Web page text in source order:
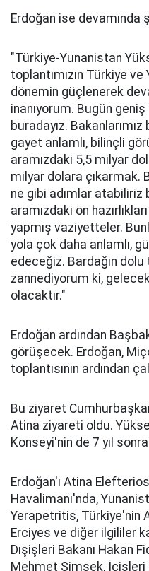
Erdoğan ise devamında
"Türkiye-Yunanistan
toplantımızın Türkiye
dönemin güçlenerek
inanıyorum. Bugün
buradayız.
gayet anlamlı, bilinçli
aramızdaki 5,5 milyar
milyar dolara çıkarmak.
ne gibi adımlar atabiliriz
aramızdaki ön
yapmış vaziyetteler.
yola çok daha anlamlı,
edeceğiz. Bardağın
zannediyorum ki,
olacaktır."
Erdoğan ardından
görüşecek. Erdoğan,
toplantısının ardından
Bu ziyaret
Atina ziyareti oldu.
Konseyi'nin de 7 yıl
Erdoğan'ı Atina
Havalimanı'nda,
Yerapetritis, Türkiye'nin
Erciyes ve diğer ilgililer
Dışişleri Bakanı Hakan
Mehmet Şimşek, İçişleri